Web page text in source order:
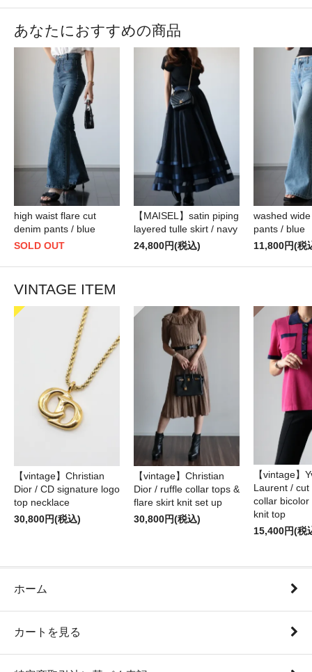
あなたにおすすめの商品
high waist flare cut
denim pants / blue
SOLD OUT
【MAISEL】satin piping
layered tulle skirt / navy
24,800円(税込)
washed
pants / blue
11,800円(税
VINTAGE ITEM
【vintage】Christian
Dior / CD signature logo
top necklace
30,800円(税込)
【vintage】Christian
Dior / ruffle collar tops &
flare skirt knit set up
30,800円(税込)
【vintage】
Laurent / cut
collar bicolor
knit top
15,400円(税
ホーム
カートを見る